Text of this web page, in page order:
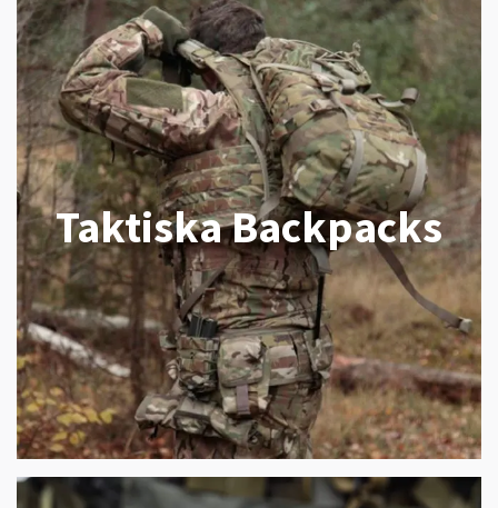
Taktiska Backpacks